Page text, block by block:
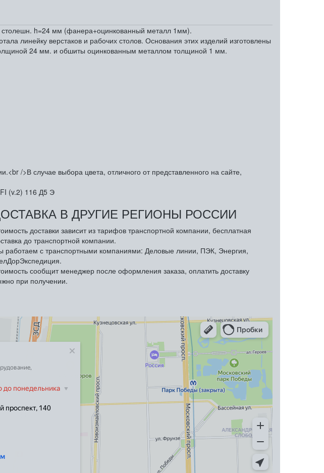
столешн. h=24 мм (фанера+оцинкованный металл 1мм).
линейку верстаков и рабочих столов. Основания этих изделий изготовлены
24 мм. и обшиты оцинкованным металлом толщиной 1 мм.
/>В случае выбора цвета, отличного от представленного на сайте,
(v.2) 116 Д5 Э
В ДРУГИЕ РЕГИОНЫ РОССИИ
доставки зависит из тарифов транспортной компании, бесплатная
до транспортной компании.
работаем с транспортными компаниями: Деловые линии, ПЭК, Энергия,
сообщит менеджер после оформления заказа, оплатить доставку
при получении.